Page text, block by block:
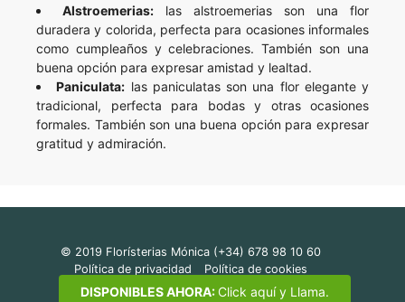
DISPONIBLES AHORA:Click aquí y Llama.
Alstroemerias: las alstroemerias son una flor
duradera y colorida, perfecta para ocasiones informales
como cumpleaños y celebraciones. También son una
buena opción para expresar amistad y lealtad.
Paniculata: las paniculatas son una flor elegante y
tradicional, perfecta para bodas y otras ocasiones
formales. También son una buena opción para expresar
gratitud y admiración.
© 2019 Florísterias Mónica (+34) 678 98 10 60
Política de privacidad
Política de cookies
Política de devoluciones
Interflora Soria